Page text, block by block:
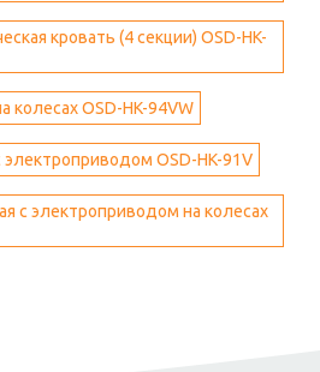
кровать (4 секции) OSD-HK-
колесах OSD-HK-94VW
OSD-HK-91V
с электроприводом на колесах